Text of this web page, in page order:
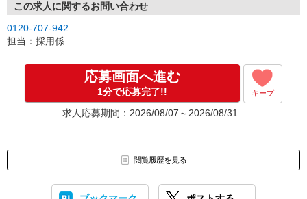
▼Step2 全国にあるお仕事の中から、あなたにピッタリのお仕事を
ご案内
▼Step3 就業前に職場見学で気になる事はしっかりチェック！
応募⇒最短で2日後からの勤務も可能です！
この求人に関するお問い合わせ
0120-707-942
担当：採用係
応募画面へ進む
1分で応募完了!! キープ
求人応募期間：2026/08/07～2026/08/31
閲覧履歴を見る